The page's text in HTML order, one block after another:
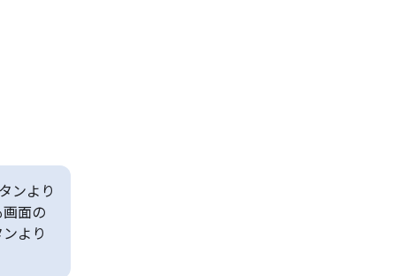
ンより
面の
より